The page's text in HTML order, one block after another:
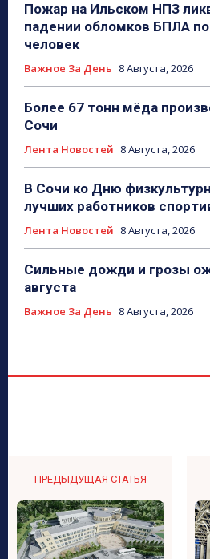
Пожар на Ильском НПЗ
падении обломков БПЛА
человек
Важное За День 8 Августа, 2026
Более 67 тонн мёда
Сочи
Лента Новостей 8 Августа, 2026
В Сочи ко Дню
лучших работников
Лента Новостей 8 Августа, 2026
Сильные дожди и грозы
августа
Важное За День 8 Августа, 2026
ПРЕДЫДУЩАЯ СТАТЬЯ